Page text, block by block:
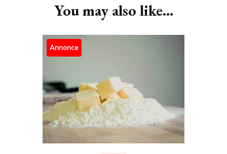
You may also like...
Annonce